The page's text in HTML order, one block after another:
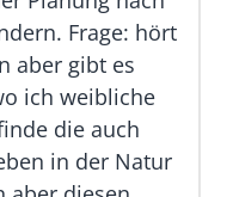
Frage: hört
aber gibt es
ich weibliche
die auch
in der Natur